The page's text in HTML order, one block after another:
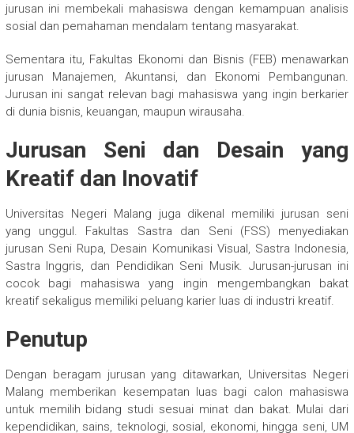
jurusan ini membekali mahasiswa dengan kemampuan analisis
sosial dan pemahaman mendalam tentang masyarakat.
Sementara itu, Fakultas Ekonomi dan Bisnis (FEB) menawarkan
jurusan Manajemen, Akuntansi, dan Ekonomi Pembangunan.
Jurusan ini sangat relevan bagi mahasiswa yang ingin berkarier
di dunia bisnis, keuangan, maupun wirausaha.
Jurusan Seni dan Desain yang
Kreatif dan Inovatif
Universitas Negeri Malang juga dikenal memiliki jurusan seni
yang unggul. Fakultas Sastra dan Seni (FSS) menyediakan
jurusan Seni Rupa, Desain Komunikasi Visual, Sastra Indonesia,
Sastra Inggris, dan Pendidikan Seni Musik. Jurusan-jurusan ini
cocok bagi mahasiswa yang ingin mengembangkan bakat
kreatif sekaligus memiliki peluang karier luas di industri kreatif.
Penutup
Dengan beragam jurusan yang ditawarkan, Universitas Negeri
Malang memberikan kesempatan luas bagi calon mahasiswa
untuk memilih bidang studi sesuai minat dan bakat. Mulai dari
kependidikan, sains, teknologi, sosial, ekonomi, hingga seni, UM